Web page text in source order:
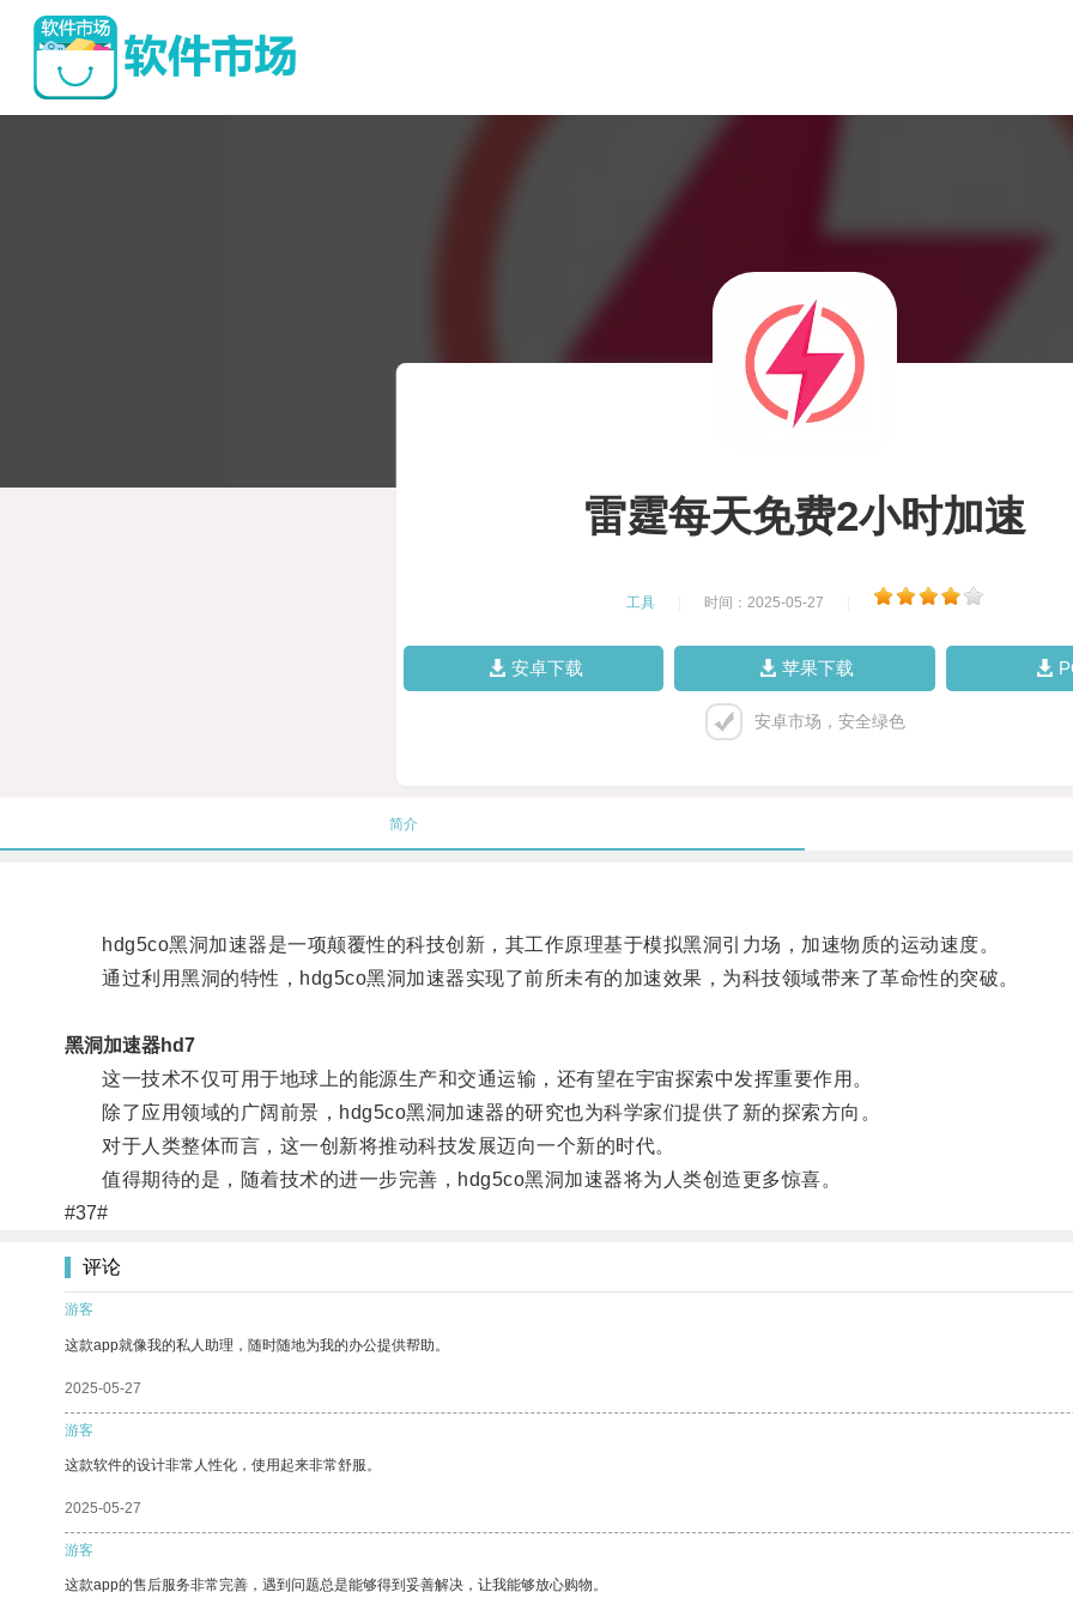
雷霆每天免费2小时加速
工具 时间：2025-05-27
安卓下载 苹果下载
安卓市场，安全绿色
简介
hdg5co黑洞加速器是一项颠覆性的科技创新，其工作原理基于模拟黑洞引力场，加速物质的运动速度。
通过利用黑洞的特性，hdg5co黑洞加速器实现了前所未有的加速效果，为科技领域带来了革命性的突破。
黑洞加速器hd7
这一技术不仅可用于地球上的能源生产和交通运输，还有望在宇宙探索中发挥重要作用。
除了应用领域的广阔前景，hdg5co黑洞加速器的研究也为科学家们提供了新的探索方向。
对于人类整体而言，这一创新将推动科技发展迈向一个新的时代。
值得期待的是，随着技术的进一步完善，hdg5co黑洞加速器将为人类创造更多惊喜。
#37#
评论
游客
这款app就像我的私人助理，随时随地为我的办公提供帮助。
2025-05-27
游客
这款软件的设计非常人性化，使用起来非常舒服。
2025-05-27
游客
这款app的售后服务非常完善，遇到问题总是能够得到妥善解决，让我能够放心购物。